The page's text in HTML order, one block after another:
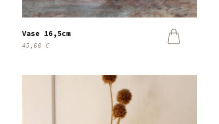
Vase 16,5cm
45,00 €